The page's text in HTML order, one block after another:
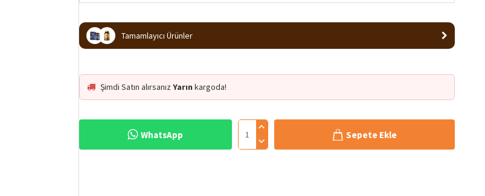
Tamamlayıcı Ürünler
Şimdi Satın alırsanızYarın kargoda!
WhatsApp Sepete Ekle